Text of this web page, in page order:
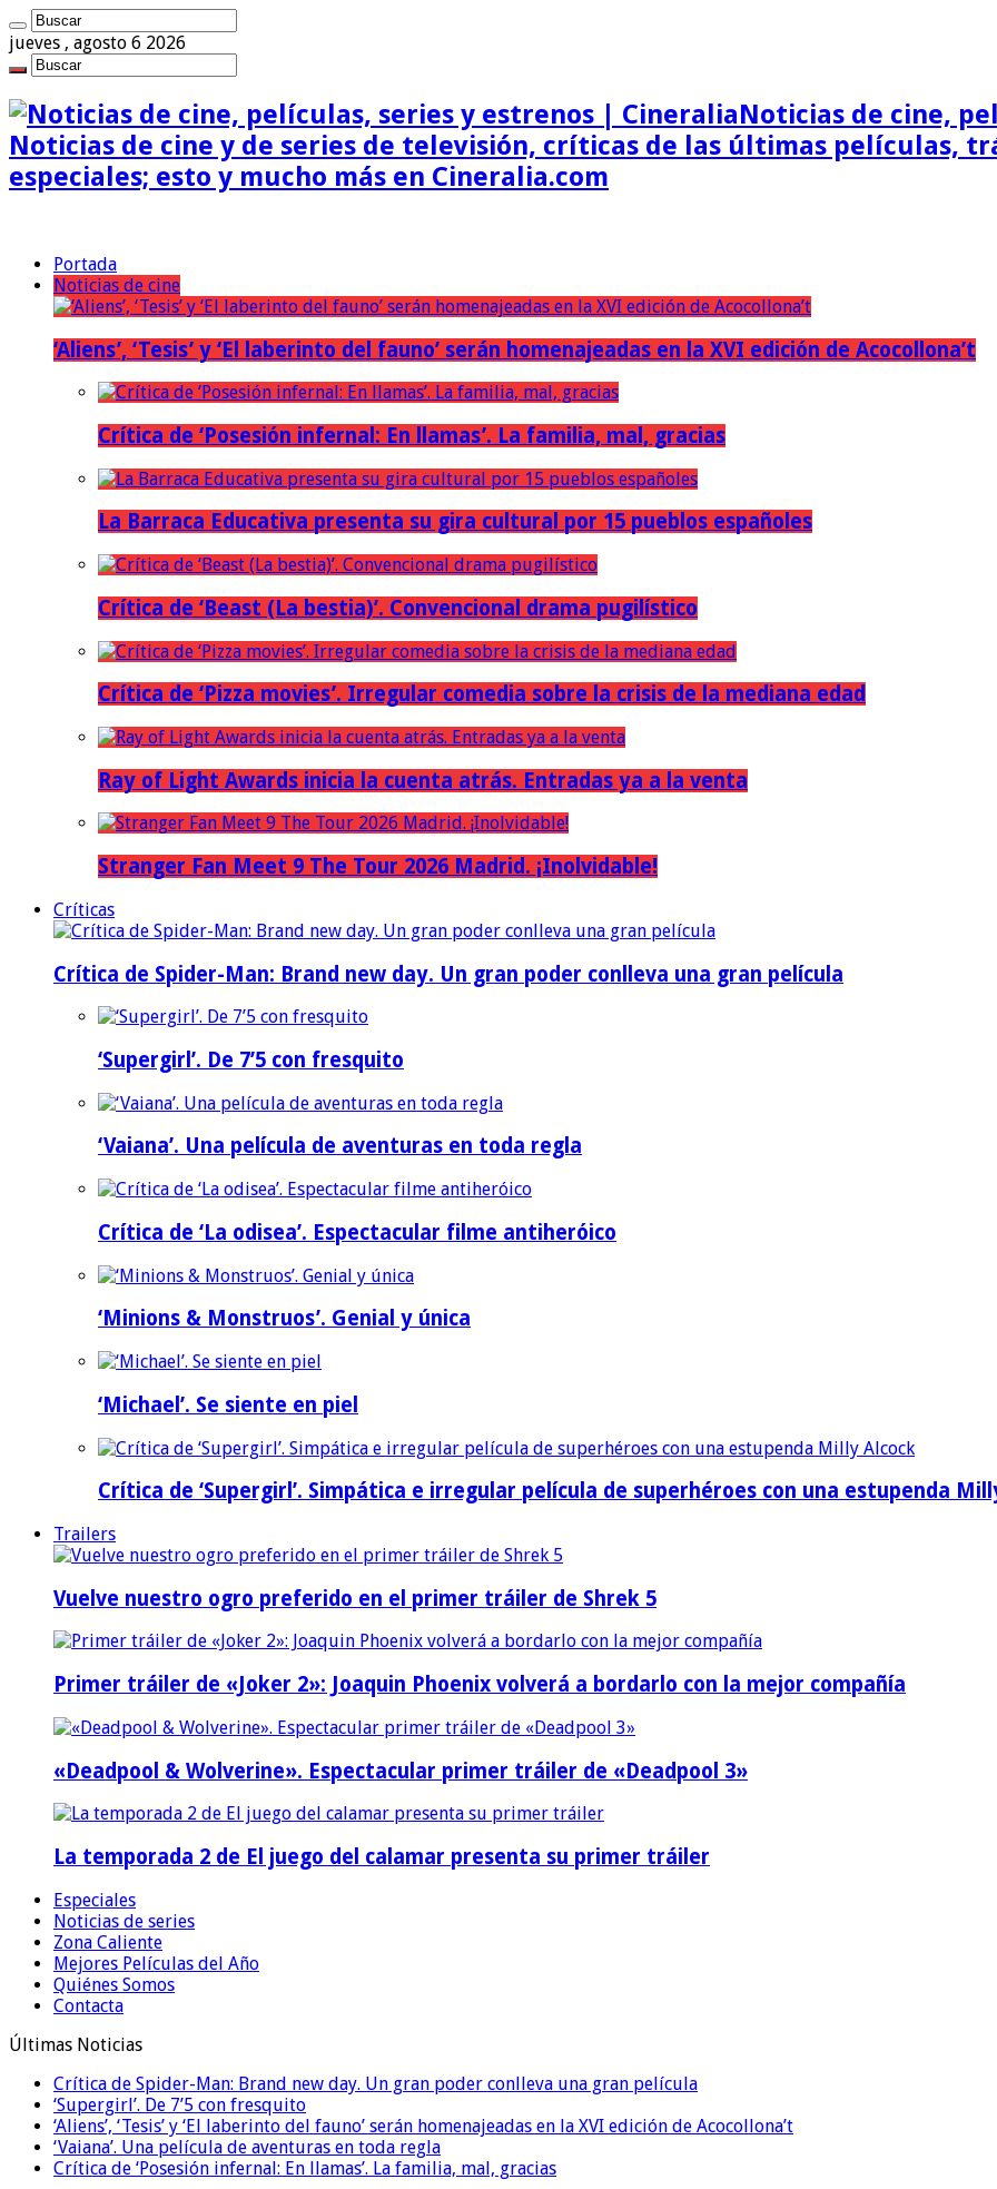
jueves , agosto 6 2026
Noticias de cine,
Noticias de cine y de series de televisión, críticas de las últimas películas,
especiales; esto y mucho más en Cineralia.com
Portada
Noticias de cine
‘Aliens’, ‘Tesis’ y ‘El laberinto del fauno’ serán homenajeadas en la XVI edición de Acocollona’t
Crítica de ‘Posesión infernal: En llamas’. La familia, mal, gracias
La Barraca Educativa presenta su gira cultural por 15 pueblos españoles
Crítica de ‘Beast (La bestia)’. Convencional drama pugilístico
Crítica de ‘Pizza movies’. Irregular comedia sobre la crisis de la mediana edad
Ray of Light Awards inicia la cuenta atrás. Entradas ya a la venta
Stranger Fan Meet 9 The Tour 2026 Madrid. ¡Inolvidable!
Críticas
Crítica de Spider-Man: Brand new day. Un gran poder conlleva una gran película
‘Supergirl’. De 7’5 con fresquito
‘Vaiana’. Una película de aventuras en toda regla
Crítica de ‘La odisea’. Espectacular filme antiheróico
‘Minions & Monstruos’. Genial y única
‘Michael’. Se siente en piel
Crítica de ‘Supergirl’. Simpática e irregular película de superhéroes con una estupenda
Trailers
Vuelve nuestro ogro preferido en el primer tráiler de Shrek 5
Primer tráiler de «Joker 2»: Joaquin Phoenix volverá a bordarlo con la mejor compañía
«Deadpool & Wolverine». Espectacular primer tráiler de «Deadpool 3»
La temporada 2 de El juego del calamar presenta su primer tráiler
Especiales
Noticias de series
Zona Caliente
Mejores Películas del Año
Quiénes Somos
Contacta
Últimas Noticias
Crítica de Spider-Man: Brand new day. Un gran poder conlleva una gran película
‘Supergirl’. De 7’5 con fresquito
‘Aliens’, ‘Tesis’ y ‘El laberinto del fauno’ serán homenajeadas en la XVI edición de Acocollona’t
‘Vaiana’. Una película de aventuras en toda regla
Crítica de ‘Posesión infernal: En llamas’. La familia, mal, gracias